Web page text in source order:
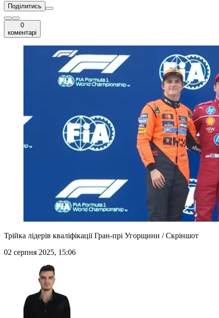
Поділитись
0
коментарі
Трійка лідерів кваліфікації Гран-прі Угорщини / Скріншот
02 серпня 2025, 15:06